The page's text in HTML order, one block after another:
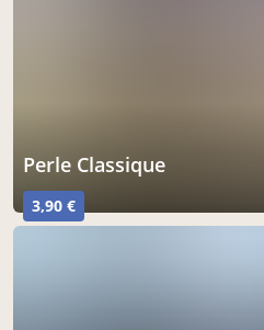
Perle Classique
3,90 €